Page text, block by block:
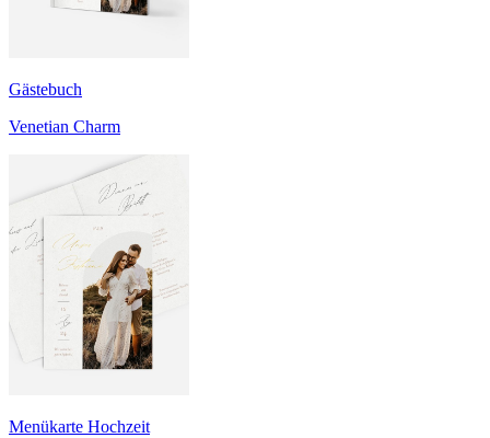
Gästebuch
Venetian Charm
Menükarte Hochzeit